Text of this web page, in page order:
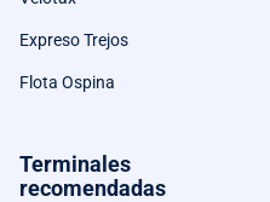
Expreso Trejos
Flota Ospina
Terminales
recomendadas